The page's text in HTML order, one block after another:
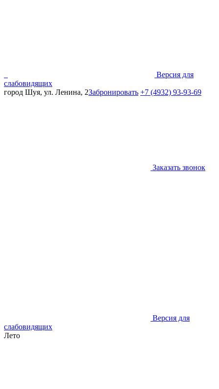
Версия для
слабовидящих
город Шуя, ул. Ленина, 2Забронировать +7 (4932) 93-93-69
Заказать звонок
Версия для
слабовидящих
Лето